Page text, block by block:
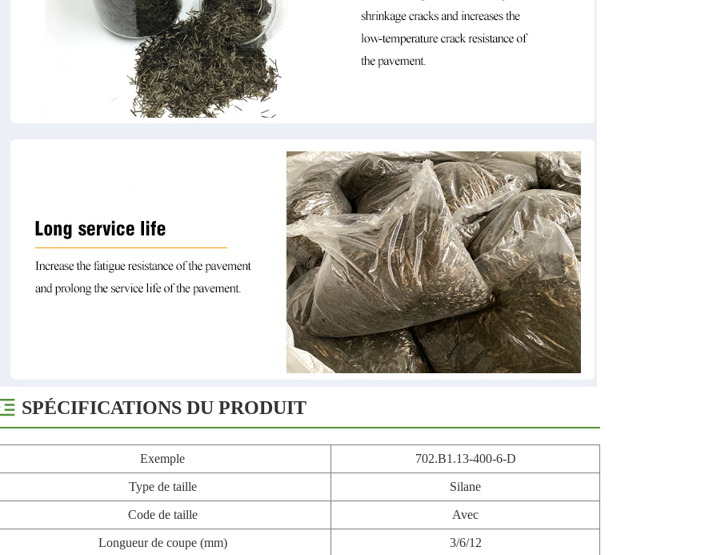
SPÉCIFICATIONS DU PRODUIT
Exemple 702.B1.13-400-6-D
Type de taille Silane
Code de taille Avec
Longueur de coupe (mm) 3/6/12